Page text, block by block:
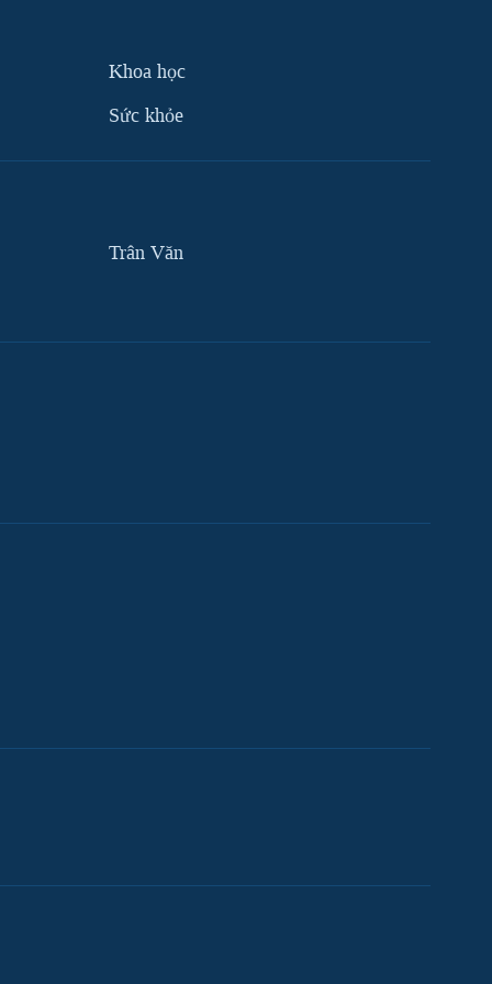
Khoa học
Sức khỏe
Trân Văn